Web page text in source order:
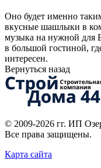
Оно будет именно
вкусные шашлыки в
музыка на нужной для
в большой гостиной,
интересен.
Вернуться назад
© 2009-2026 гг. ИП
Все права защищены.
Карта сайта